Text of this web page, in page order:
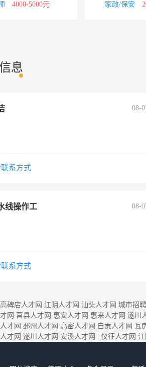
4000-5000元 家政/保安
息
08-
系方式
线操作工 08-
系方式
高碑店人才网 江阴人才网 汕头人才网 城市招
网 莒县人才网 惠安人才网 惠来人才网 遂川
才网 邳州人才网 高密人才网 自贡人才网 瓦
才网 遂川人才网 安溪人才网 仪征人才网